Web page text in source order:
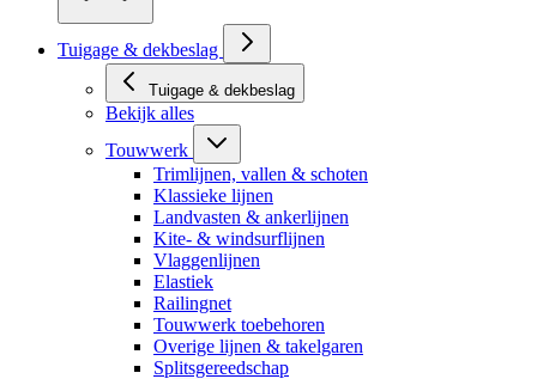
Tuigage & dekbeslag
Tuigage & dekbeslag
Bekijk alles
Touwwerk
Trimlijnen, vallen & schoten
Klassieke lijnen
Landvasten & ankerlijnen
Kite- & windsurflijnen
Vlaggenlijnen
Elastiek
Railingnet
Touwwerk toebehoren
Overige lijnen & takelgaren
Splitsgereedschap